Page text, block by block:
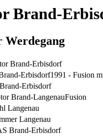
Brand-
Werdegang
Brand-Erbisdorf
Erbisdorf1991 - Fusion
Erbisdorf
Brand-LangenauFusion
Langenau
Langenau
Brand-Erbisdorf